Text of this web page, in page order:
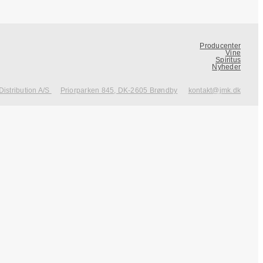
Producenter
Vine
Spiritus
Nyheder
A/S Priorparken 845, DK-2605 Brøndby kontakt@jmk.dk